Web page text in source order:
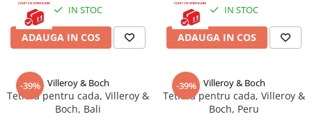
Cabine de dus dreptunghiulare
Cabine de dus patrate
Cabine de dus semirotunde
Cadite de dus
IN STOC
ADAUGA IN COS
IN STOC
ADAUGA IN COS
-39% Villeroy & Boch
Tetiera pentru cada, Villeroy &
Boch, Bali
-39% Villeroy & Boch
Tetiera pentru cada, Villeroy &
Boch, Peru